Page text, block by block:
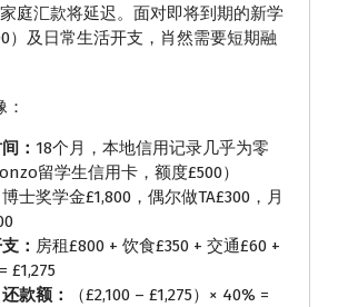
庭汇款将延迟。面对即将到期的新学
）及日常生活开支，肖然需要短期融
： 18个月，本地信用记录几乎为零
留学生信用卡，额度£500）
博士奖学金£1,800，偶尔做TA£300，月
： 房租£800 + 饮食£350 + 交通£60 +
£1,275
款额：
（£2,100 – £1,275）× 40% =